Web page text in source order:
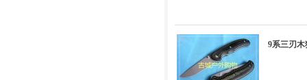
9系三刃